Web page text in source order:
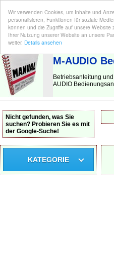
Wir verwenden Cookies, um Inhalte und
personalisieren, Funktionen für soziale
können und die Zugriffe auf unsere
Ihrer Nutzung unserer Website an unsere
weiter. Details ansehen
BEDIENUNGSANLEITUNG | Hier
M-AUDIO
Betriebsanleitung
AUDIO
Nicht gefunden, was Sie
suchen? Probieren Sie es mit
der Google-Suche!
KATEGORIE